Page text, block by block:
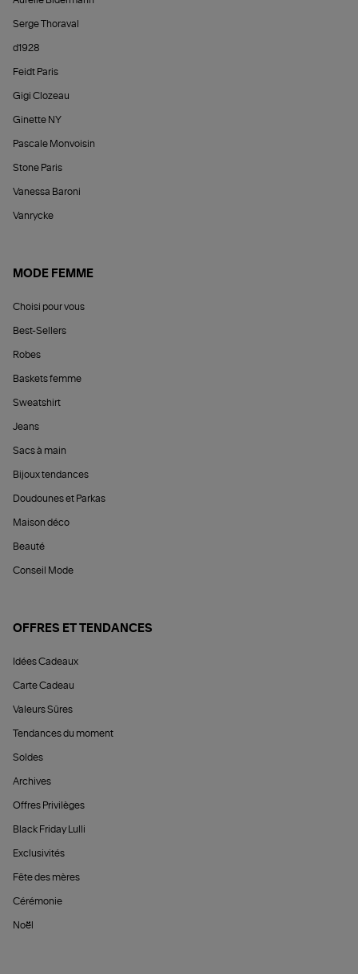
Serge Thoraval
d1928
Feidt Paris
Gigi Clozeau
Ginette NY
Pascale Monvoisin
Stone Paris
Vanessa Baroni
Vanrycke
MODE FEMME
Choisi pour vous
Best-Sellers
Robes
Baskets femme
Sweatshirt
Jeans
Sacs à main
Bijoux tendances
Doudounes et Parkas
Maison déco
Beauté
Conseil Mode
OFFRES ET TENDANCES
Idées Cadeaux
Carte Cadeau
Valeurs Sûres
Tendances du moment
Soldes
Archives
Offres Privilèges
Black Friday Lulli
Exclusivités
Fête des mères
Cérémonie
Noël